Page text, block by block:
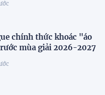
chính thức khoác "áo
mùa giải 2026-2027